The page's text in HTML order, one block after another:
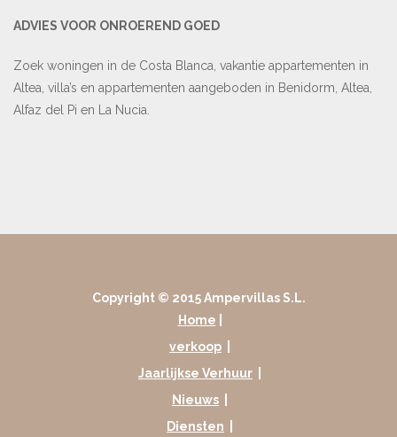
ADVIES VOOR ONROEREND GOED
Zoek woningen in de Costa Blanca, vakantie appartementen in
Altea, villa’s en appartementen aangeboden in Benidorm, Altea,
Alfaz del Pi en La Nucia.
Copyright © 2015 Ampervillas S.L.
Home
verkoop
Jaarlijkse Verhuur
Nieuws
Diensten